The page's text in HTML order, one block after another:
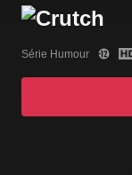
Série Humour